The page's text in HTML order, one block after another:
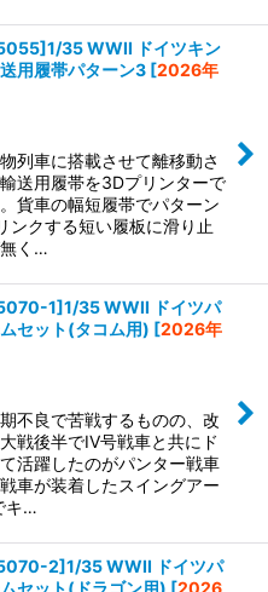
35 WWII ドイツキン
用履帯パターン3 [2026年
列車に搭載させて離移動さ
送用履帯を3Dプリンターで
貨車の幅短履帯でパターン
ンクする短い履板に滑り止
く…
1]1/35 WWII ドイツパ
セット(タコム用) [2026年
不良で苦戦するものの、改
戦後半でIV号戦車と共にド
活躍したのがパンター戦車
車が装着したスイングアー
キ…
2]1/35 WWII ドイツパ
セット(ドラゴン用) [2026